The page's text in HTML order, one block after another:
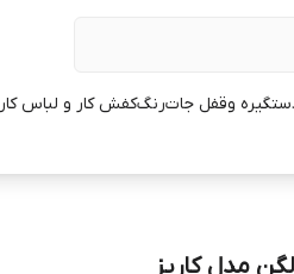
وقفل جاترنگکفش کار و لباس کار
مدل کاریز